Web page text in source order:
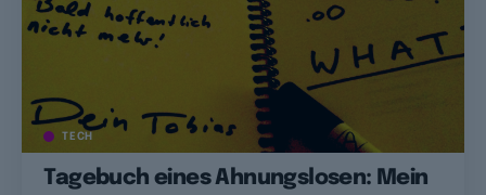
TECH
Tagebuch eines Ahnungslosen: Mein